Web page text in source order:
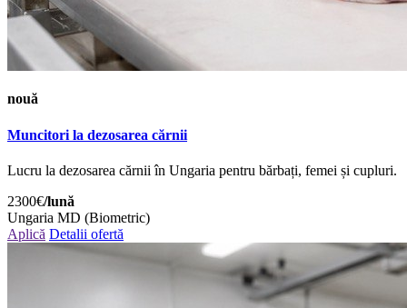
nouă
Muncitori la dezosarea cărnii
Lucru la dezosarea cărnii în Ungaria pentru bărbați, femei și cupluri.
2300€/lună
Ungaria MD (Biometric)
Aplică Detalii ofertă